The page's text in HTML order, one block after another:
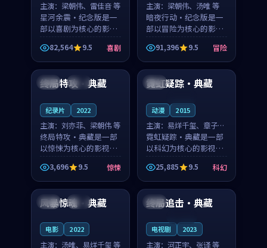
主演： 梁朝伟、雷佳音 等
星河余震·纪念版是一
部以喜剧为核心的影视
作品，围绕危机、反转
与人物成长展开，整体
节奏紧凑，值得推荐观
看。
82,564 9.5 喜剧
主演： 梁朝伟、汤唯 等
暗夜行动·纪念版是一
部以冒险为核心的影视
作品，围绕危机、反转
与人物成长展开，整体
节奏紧凑，值得推荐观
看。
91,396 9.5 冒险
中国 高分
终局特攻·典藏
纪录片 2022
主演： 刘亦菲、梁朝伟 等
终局特攻·典藏是一部
以惊悚为核心的影视作
品，围绕危机、反转与
人物成长展开，整体节
奏紧凑，值得推荐观
看。
3,696 9.5 惊悚
美国
霓虹疑踪·典藏
动漫 2015
主演： 易烊千玺、章子怡
等
霓虹疑踪·典藏是一部
以科幻为核心的影视作
品，围绕危机、反转与
人物成长展开，整体节
奏紧凑，值得推荐观
看。
25,885 9.5 科幻
美国 院线
风暴惊魂·典藏
电影 2022
主演： 汤唯、易烊千玺 等
英国
终局追击·典藏
电视剧 2023
主演： 河正宇、张译 等